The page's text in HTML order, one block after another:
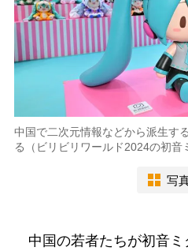
中国で二次元情報などから派生す
る（ビリビリワールド2024の初音
写
中国の若者たちが初音ミ